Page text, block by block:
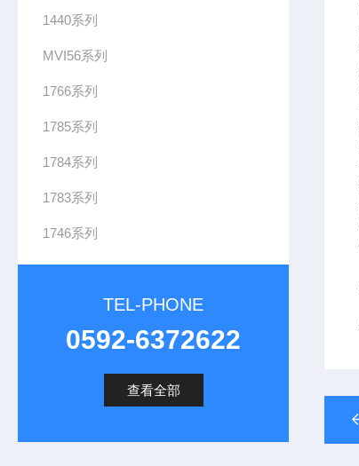
1440系列
MVI56系列
1766系列
1785系列
1784系列
1783系列
1746系列
TEL-PHONE
0592-6372622
查看全部